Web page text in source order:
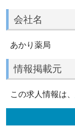
会社名
あかり薬局
情報掲載元
この求人情報は、